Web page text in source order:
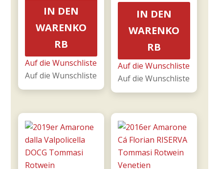
DOCG
0,75l
IN DEN
WARENKO
RB
Auf die Wunschliste
Auf die Wunschliste
DOC
-
IN DEN
WARENKO
RB
Auf die Wunschliste
Auf die Wunschliste